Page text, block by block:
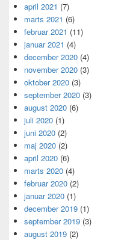
april 2021 (7)
marts 2021 (6)
februar 2021 (11)
januar 2021 (4)
december 2020 (4)
november 2020 (3)
oktober 2020 (3)
september 2020 (3)
august 2020 (6)
juli 2020 (1)
juni 2020 (2)
maj 2020 (2)
april 2020 (6)
marts 2020 (4)
februar 2020 (2)
januar 2020 (1)
december 2019 (1)
september 2019 (3)
august 2019 (2)